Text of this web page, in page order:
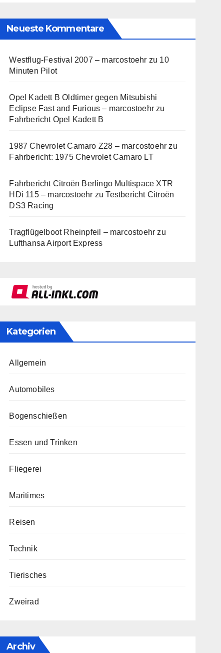
Neueste Kommentare
Westflug-Festival 2007 – marcostoehr zu 10
Minuten Pilot
Opel Kadett B Oldtimer gegen Mitsubishi
Eclipse Fast and Furious – marcostoehrzu
Fahrbericht Opel Kadett B
1987 Chevrolet Camaro Z28 – marcostoehr zu
Fahrbericht: 1975 Chevrolet Camaro LT
Fahrbericht Citroën Berlingo Multispace XTR
HDi 115 – marcostoehr zuTestbericht Citroën
DS3 Racing
Tragflügelboot Rheinpfeil – marcostoehr zu
Lufthansa Airport Express
Kategorien
Allgemein
Automobiles
Bogenschießen
Essen und Trinken
Fliegerei
Maritimes
Reisen
Technik
Tierisches
Zweirad
Archiv